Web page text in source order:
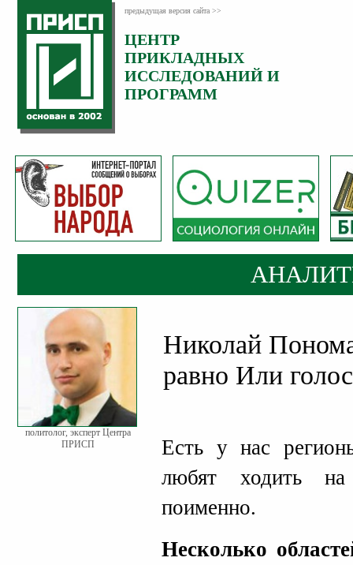
предыдущая версия сайта >>
ЦЕНТР
ПРИКЛАДНЫХ
ИССЛЕДОВАНИЙ И
ПРОГРАММ
политолог, эксперт Центра
ПРИСП
Николай
равно Или
Есть у нас
любят ходить
поименно.
Несколько
Категория:
Аналитика